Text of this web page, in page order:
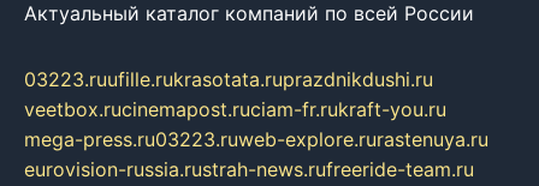
Актуальный каталог компаний по всей России
03223.ruufille.rukrasotata.ruprazdnikdushi.ru
veetbox.rucinemapost.ruciam-fr.rukraft-you.ru
mega-press.ru03223.ruweb-explore.rurastenuya.ru
eurovision-russia.rustrah-news.rufreeride-team.ru